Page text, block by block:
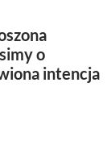
o
intencja